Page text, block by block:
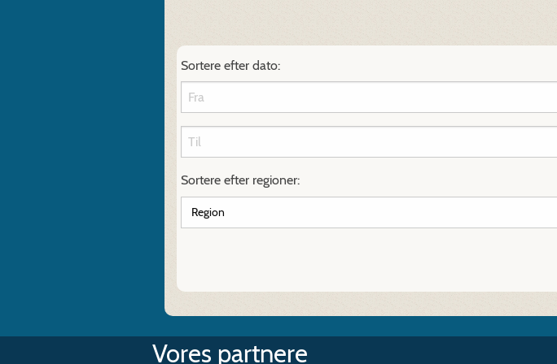
Sortere efter dato:
Sortere efter regioner:
Vores partnere